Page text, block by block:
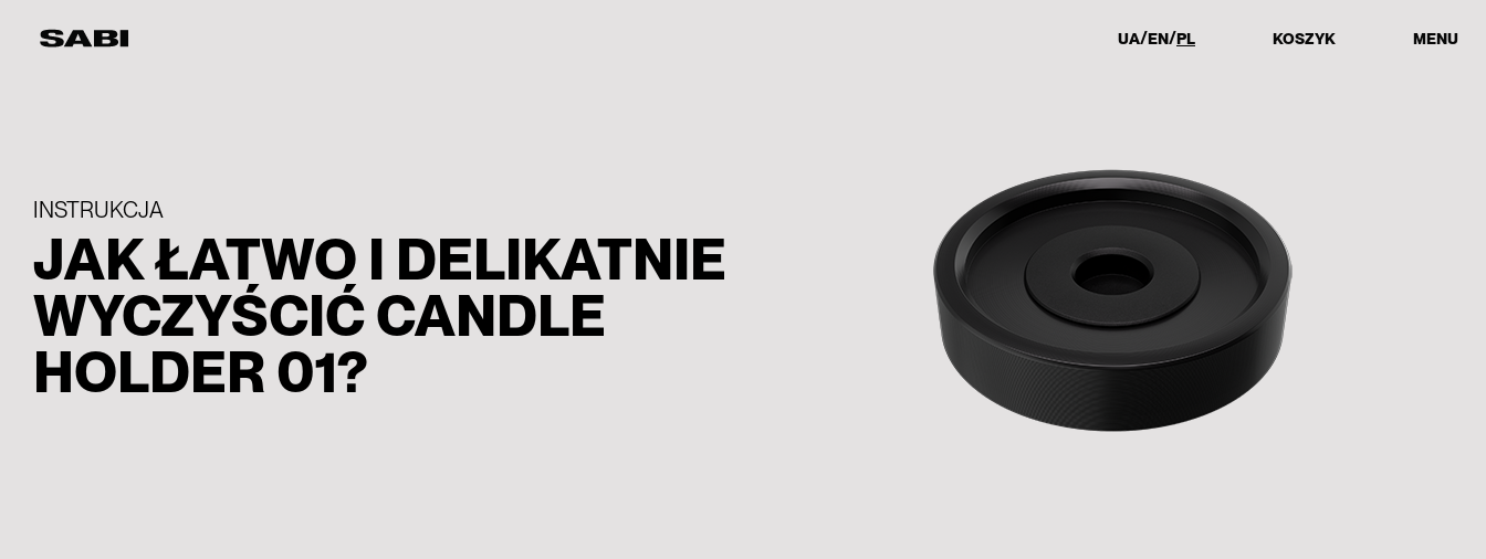
UA EN PL KOSZYK MENU
INSTRUKCJA
JAK ŁATWO I DELIKATNIE
WYCZYŚCIĆ CANDLE
HOLDER 01?